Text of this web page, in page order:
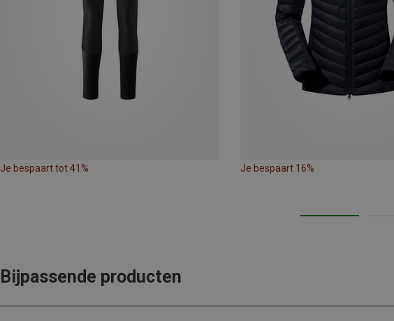
Je bespaart tot 41% Je bespaart 16%
Bijpassende producten